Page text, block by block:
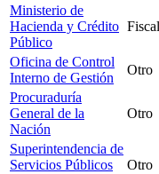
Ministerio de
Hacienda y Crédito
Público
Fiscal
Oficina de Control
Interno de Gestión
Otro
Procuraduría
General de la
Nación
Otro
Superintendencia de
Servicios Públicos
Otro